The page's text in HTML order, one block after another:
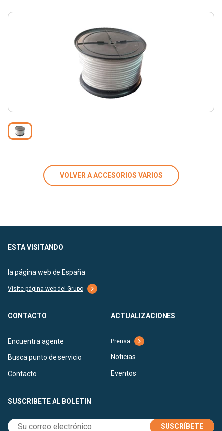
VOLVER A ACCESORIOS VARIOS
ESTA VISITANDO
la página web de España
Visite página web del Grupo
CONTACTO
Encuentra agente
Busca punto de servicio
Contacto
ACTUALIZACIONES
Prensa
Noticias
Eventos
SUSCRIBETE AL BOLETIN
SUSCRÍBETE